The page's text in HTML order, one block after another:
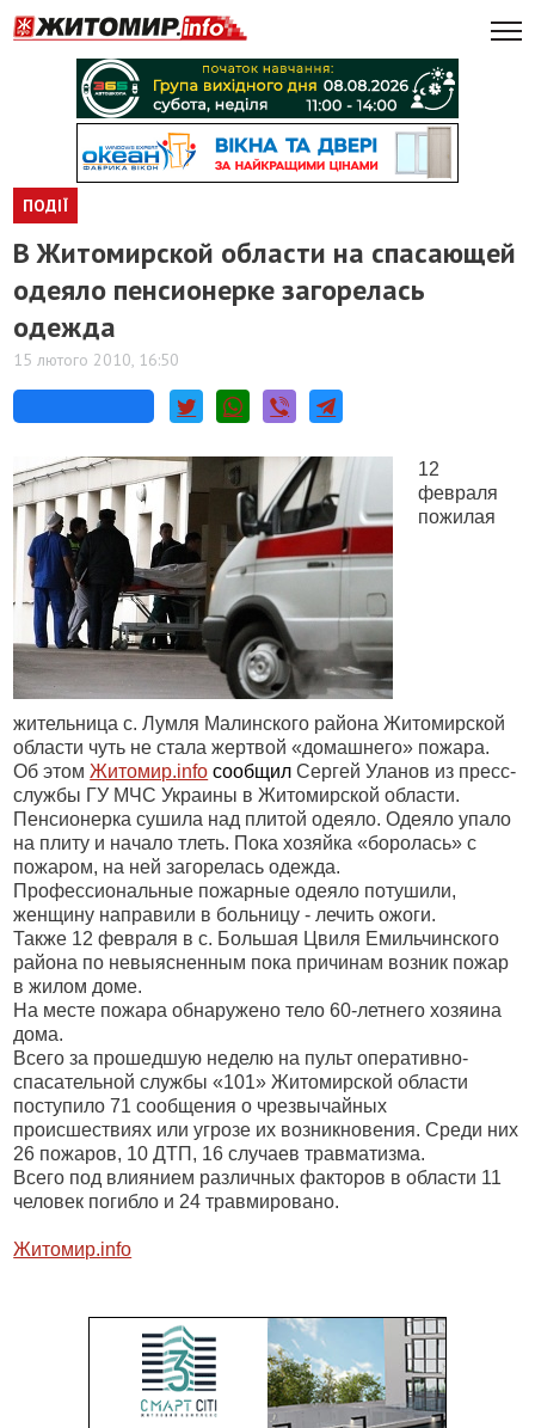
ПОДІЇ
В Житомирской области на спасающей
одеяло пенсионерке загорелась
одежда
15 лютого 2010, 16:50
12
февраля
пожилая
жительница с. Лумля Малинского района Житомирской
области чуть не стала жертвой «домашнего» пожара.
Об этомЖитомир.info сообщилСергей Уланов из пресс-
службы ГУ МЧС Украины в Житомирской области.
Пенсионерка сушила над плитой одеяло. Одеяло упало
на плиту и начало тлеть. Пока хозяйка «боролась» с
пожаром, на ней загорелась одежда.
Профессиональные пожарные одеяло потушили,
женщину направили в больницу - лечить ожоги.
Также 12 февраля в с. Большая Цвиля Емильчинского
района по невыясненным пока причинам возник пожар
в жилом доме.
На месте пожара обнаружено тело 60-летнего хозяина
дома.
Всего за прошедшую неделю на пульт оперативно-
спасательной службы «101» Житомирской области
поступило 71 сообщения о чрезвычайных
происшествиях или угрозе их возникновения. Среди них
26 пожаров, 10 ДТП, 16 случаев травматизма.
Всего под влиянием различных факторов в области 11
человек погибло и 24 травмировано.
Житомир.info